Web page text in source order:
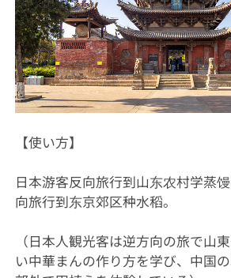
【使い方】
日本游客反向旅行到山东农村学蒸
向旅行到东京郊区种水稻。
（日本人観光客は逆方向の旅で山
い中華まんの作り方を学び、中国